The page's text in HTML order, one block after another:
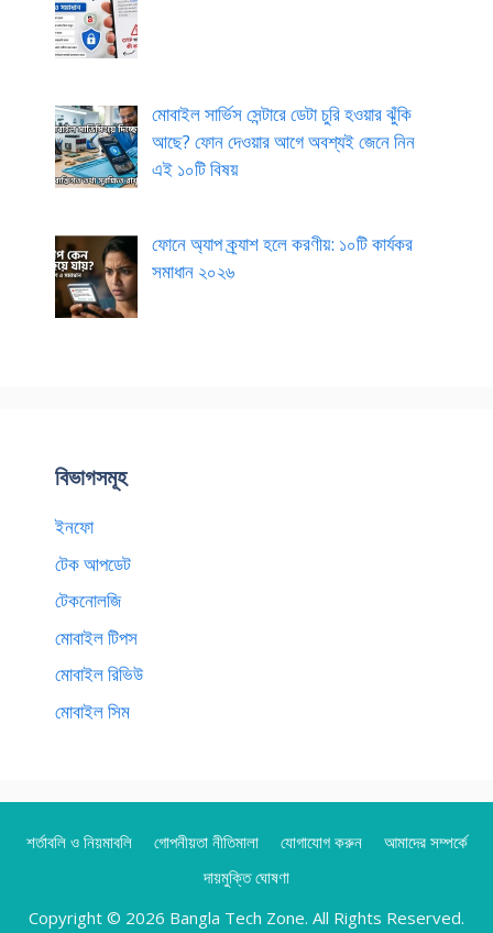
মোবাইল সার্ভিস সেন্টারে ডেটা চুরি হওয়ার ঝুঁকি
আছে? ফোন দেওয়ার আগে অবশ্যই জেনে নিন
এই ১০টি বিষয়
ফোনে অ্যাপ ক্র্যাশ হলে করণীয়: ১০টি কার্যকর
সমাধান ২০২৬
বিভাগসমূহ
ইনফো
টেক আপডেট
টেকনোলজি
মোবাইল টিপস
মোবাইল রিভিউ
মোবাইল সিম
শর্তাবলি ও নিয়মাবলি গোপনীয়তা নীতিমালা যোগাযোগ করুন
আমাদের সম্পর্কে
দায়মুক্তি ঘোষণা
Copyright © 2026 Bangla Tech Zone. All Rights Reserved.